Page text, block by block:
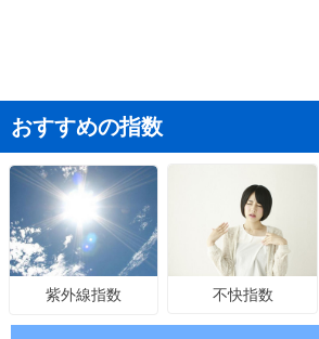
おすすめの指数
紫外線指数 不快指数